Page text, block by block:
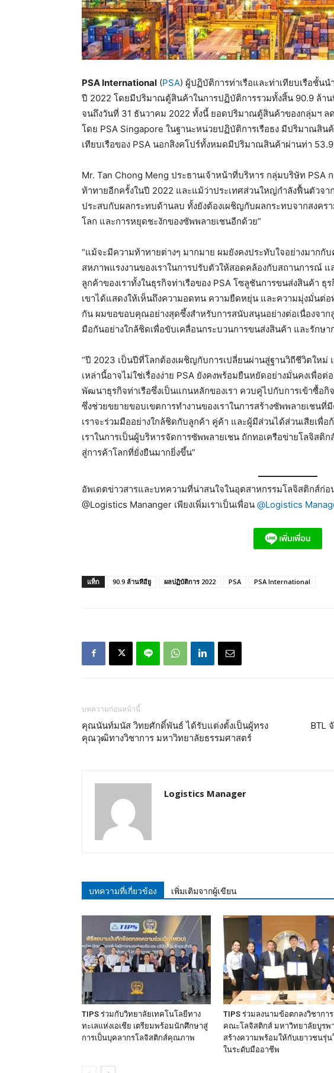
PSA International (PSA) ผู้ปฏิบัติการท่าเรือและท่าเทียบเรือชั้น
ปี 2022 โดยมีปริมาณตู้สินค้าในการปฏิบัติการรวมทั้งสิ้น 90.9 ล้า
จนถึงวันที่ 31 ธันวาคม 2022 ทั้งนี้ ยอดปริมาณตู้สินค้าของกลุ่มฯ ลด
โดย PSA Singapore ในฐานะหน่วยปฏิบัติการเรือธง มีปริมาณสิน
เทียบเรือของ PSA นอกสิงคโปร์ทั้งหมดมีปริมาณสินค้าผ่านท่า
Mr. Tan Chong Meng ประธานเจ้าหน้าที่บริหาร กลุ่มบริษัท PSA
ท้าทายอีกครั้งในปี 2022 และแม้ว่าประเทศส่วนใหญ่กำลังฟื้นตัวจา
ประสบกับผลกระทบด้านลบ ทั้งยังต้องเผชิญกับผลกระทบจากสงครา
โลก และการหยุดชะงักของซัพพลายเชนอีกด้วย”
“แม้จะมีความท้าทายต่างๆ มากมาย ผมยังคงประทับใจอย่างมากกั
สหภาพแรงงานของเราในการปรับตัวให้สอดคล้องกับสถานการณ์
ลูกค้าของเราทั้งในธุรกิจท่าเรือของ PSA โซลูชันการขนส่งสินค้า
เขาได้แสดงให้เห็นถึงความอดทน ความยืดหยุ่น และความมุ่งมั่นต่
กัน ผมขอขอบคุณอย่างสุดซึ้งสำหรับการสนับสนุนอย่างต่อเนื่องจาก
มือกันอย่างใกล้ชิดเพื่อขับเคลื่อนกระบวนการขนส่งสินค้า และรักษา
“ปี 2023 เป็นปีที่โลกต้องเผชิญกับการเปลี่ยนผ่านสู่ฐานวิถีชีวิตใหม่
เหล่านี้อาจไม่ใช่เรื่องง่าย PSA ยังคงพร้อมยืนหยัดอย่างมั่นคงเพื่อ
พัฒนาธุรกิจท่าเรือซึ่งเป็นแกนหลักของเรา ควบคู่ไปกับการเข้าซื้อ
ซึ่งช่วยขยายขอบเขตการทำงานของเราในการสร้างซัพพลายเชน
เราจะร่วมมืออย่างใกล้ชิดกับลูกค้า คู่ค้า และผู้มีส่วนได้ส่วนเสียเพื่
เราในการเป็นผู้บริหารจัดการซัพพลายเชน ถักทอเครือข่ายโลจิสติ
สู่การค้าโลกที่ยั่งยืนมากยิ่งขึ้น”
อัพเดตข่าวสารและบทความที่น่าสนใจในอุตสาหกรรมโลจิสติกส์ก่
@Logistics Mananger เพียงเพิ่มเราเป็นเพื่อน @Logistics
แท็ก 90.9 ล้านทีอียู ผลปฏิบัติการ 2022 PSA PSA International
บทความก่อนหน้านี้
คุณนันท์มนัส วิทยศักดิ์พันธ์ ได้รับแต่งตั้งเป็นผู้ทรง
คุณวุฒิทางวิชาการ มหาวิทยาลัยธรรมศาสตร์
BTL
Logistics Manager
บทความที่เกี่ยวข้อง เพิ่มเติมจากผู้เขียน
TIPS ร่วมกับวิทยาลัยเทคโนโลยีทาง
ทะเลแห่งเอเชีย เตรียมพร้อมนักศึกษาสู่
การเป็นบุคลากรโลจิสติกส์คุณภาพ
TIPS ร่วมลงนามข้อตกลงวิชากา
คณะโลจิสติกส์ มหาวิทยาลัยบูรพ
สร้างความพร้อมให้กับเยาวชนรุ่น
ในระดับมืออาชีพ